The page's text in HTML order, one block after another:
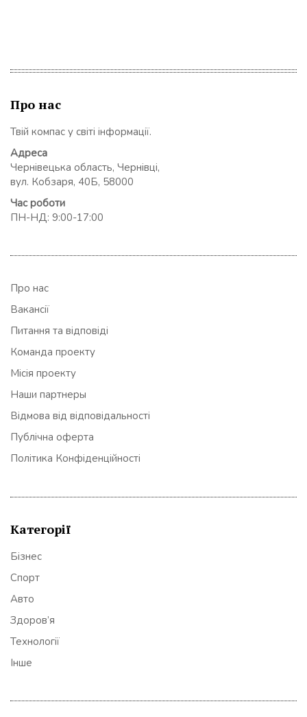
Про нас
Твій компас у світі інформації.
Адреса
Чернівецька область, Чернівці,
вул. Кобзаря, 40Б, 58000
Час роботи
ПН-НД: 9:00-17:00
Про нас
Вакансії
Питання та відповіді
Команда проекту
Місія проекту
Наши партнеры
Відмова від відповідальності
Публічна оферта
Політика Конфіденційності
Категорії
Бізнес
Спорт
Авто
Здоров’я
Технології
Інше